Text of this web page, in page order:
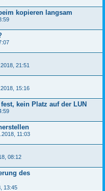
kopieren langsam
21:51
15:16
kein Platz auf der LUN
11:03
08:12
des
13:45